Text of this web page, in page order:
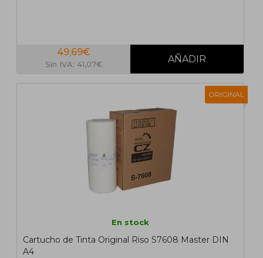
49,69€
Sin IVA: 41,07€
ORIGINAL
En stock
Cartucho de Tinta Original Riso S7608 Master DIN
A4